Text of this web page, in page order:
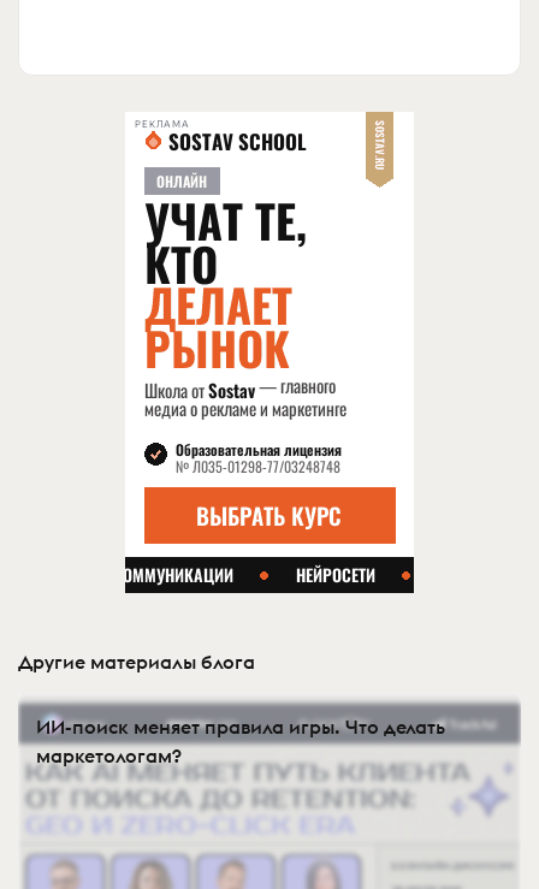
РЕКЛАМА
Другие материалы блога
ИИ-поиск меняет правила игры. Что делать
маркетологам?